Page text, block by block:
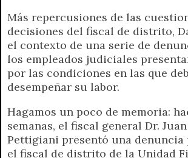
n
d
l
y
Más repercusiones de las
decisiones del fiscal de distrito,
el contexto de una serie de
los empleados judiciales
por las condiciones en las que
desempeñar su labor.
Hagamos un poco de memoria:
semanas, el fiscal general Dr.
Pettigiani presentó una denuncia
el fiscal de distrito de la Unidad